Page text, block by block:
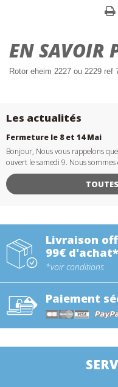
EN SAVOIR
Rotor eheim 2227 ou 2229 ref
Les actualités
Fermeture le 8 et 14 Mai
Bonjour, Nous vous rappelons
ouvert le samedi 9. Nous sommes
Livraison
99€ d'achat*
*voir conditions
Paiement